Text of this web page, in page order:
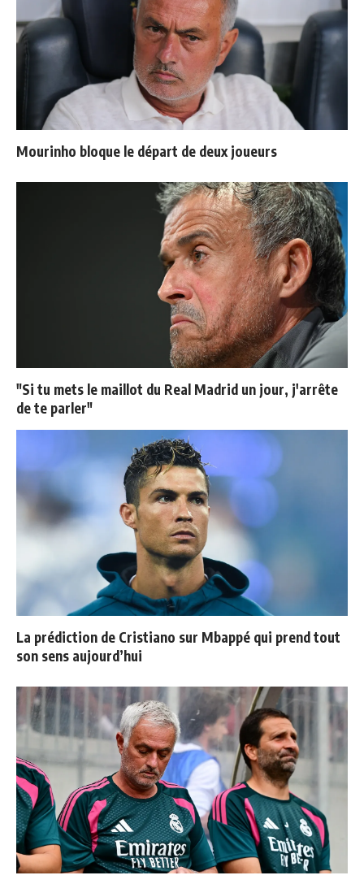
Mourinho bloque le départ de deux joueurs
"Si tu mets le maillot du Real Madrid un jour, j'arrête
de te parler"
La prédiction de Cristiano sur Mbappé qui prend tout
son sens aujourd’hui